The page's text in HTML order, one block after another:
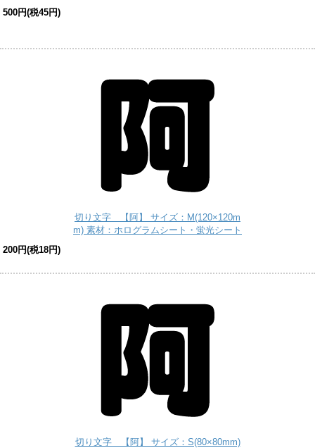
500円(税45円)
切り文字 【阿】 サイズ：M(120×120m
m) 素材：ホログラムシート・蛍光シート
200円(税18円)
切り文字 【阿】 サイズ：S(80×80mm)